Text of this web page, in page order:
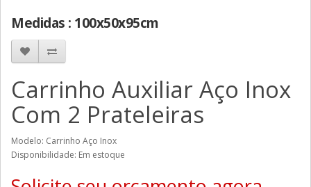
Medidas : 100x50x95cm
Carrinho Auxiliar Aço Inox
Com 2 Prateleiras
Modelo: Carrinho Aço Inox
Disponibilidade: Em estoque